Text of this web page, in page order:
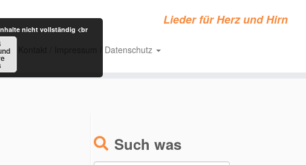
Lieder für Herz und Hirn
Kontakt / Impressum / Datenschutz
Such was
nicht vollständig <br